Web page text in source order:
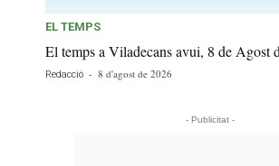
EL TEMPS
El temps a Viladecans avui, 8 de Agost
Redacció - 8 d'agost de 2026
- Publicitat -